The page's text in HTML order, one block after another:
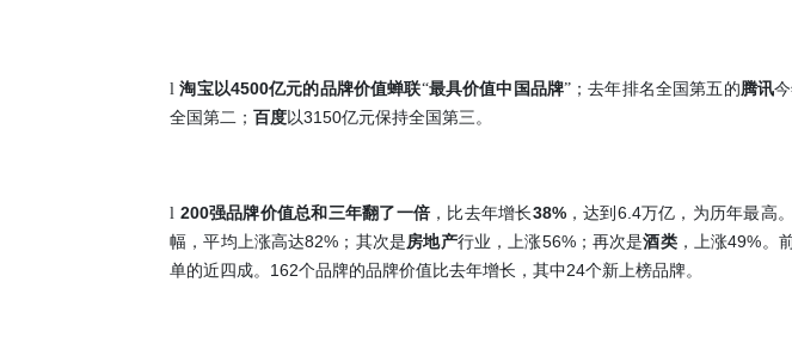
l 淘宝以4500亿元的品牌价值蝉联“最具价值中国品牌”；去年排名全国第五的腾讯
全国第二； 百度以3150亿元保持全国第三。
l 200强品牌价值总和三年翻了一倍，比去年增长38%，达到 6.4万亿，为历年最高。
幅，平均上涨高达82% ； 其次是 房地产行业，上涨56%；再次是酒类，上涨49% 。
单的近四成。 162个品牌的品牌价值比去年增长，其中24个新上榜品牌。